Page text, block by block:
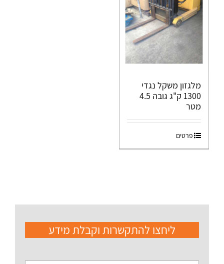
מלגזון משקל נגדי
1300 ק"ג גובה 4.5
מטר
פרטים
ליחצו להתקשרות וקבלת מידע